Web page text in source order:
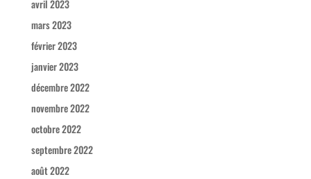
avril 2023
mars 2023
février 2023
janvier 2023
décembre 2022
novembre 2022
octobre 2022
septembre 2022
août 2022